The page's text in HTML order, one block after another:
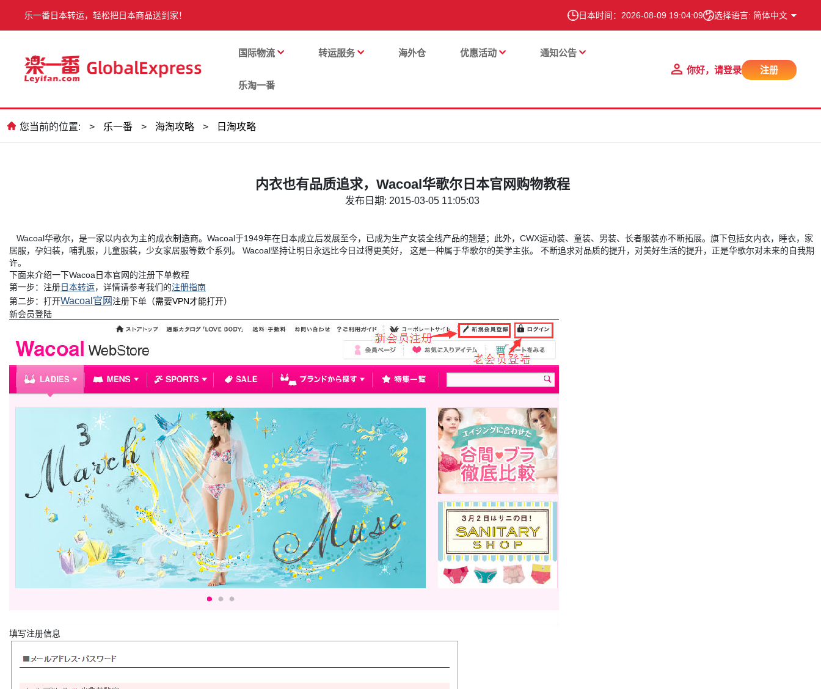
乐一番日本转运，轻松把日本商品送到家！ 日本时间： 2026-08-09 19:04:10 选择语言: 简体中文
国际物流 转运服务 海外仓 优惠活动 通知公告
乐淘一番
你好，请登录 注册
您当前的位置: > 乐一番 > 海淘攻略 > 日淘攻略
内衣也有品质追求，Wacoal华歌尔日本官网购物教程
发布日期: 2015-03-05 11:05:03
Wacoal华歌尔，是一家以内衣为主的成衣制造商。Wacoal于1949年在日本成立后发展至今，已成为生产女装全线产品的翘楚；此外，CWX运动装、童装、男装、长者服装亦不断拓展。旗下包括女内衣，睡衣，家
居服，孕妇装，哺乳服，儿童服装，少女家居服等数个系列。 Wacoal坚持让明日永远比今日过得更美好， 这是一种属于华歌尔的美学主张。 不断追求对品质的提升，对美好生活的提升，正是华歌尔对未来的自我期
许。
下面来介绍一下Wacoa日本官网的注册下单教程
第一步：注册日本转运，详情请参考我们的注册指南
第二步：打开Wacoal官网 注册下单 （需要VPN才能打开）
新会员登陆
填写注册信息